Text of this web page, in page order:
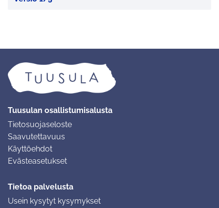
Tuusulan osallistumisalusta
Tietosuojaseloste
Saavutettavuus
Käyttöehdot
Evästeasetukset
Tietoa palvelusta
Usein kysytyt kysymykset